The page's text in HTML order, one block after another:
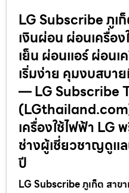
LG Subscribe ภูเ
เงินผ่อน ผ่อนเครื่อ
เย็น ผ่อนแอร์ ผ่อนเ
เริ่มง่าย คุมงบสบ
— LG Subscribe
เครื่องใช้ไฟฟ้า LG
ช่างผู้เชี่ยวชาญดูแ
ปี
LG Subscribe ภูเก็ต สาข